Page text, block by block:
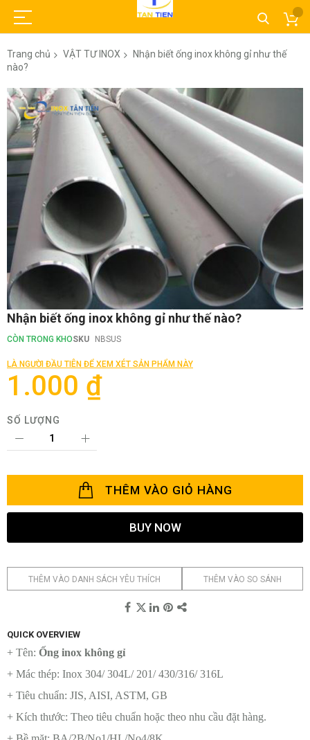
Trang chủ VẬT TƯ INOX
Nhận biết ống inox không gỉ như thế
nào?
Chuyển
đến
phần
đầu
của
thư
viện
hình
Chuyển
phần
của
thư
hình
Nhận biết ống inox không gỉ như thế nào?
CÒN TRONG KHOSKU NBSUS
LÀ NGƯỜI ĐẦU TIÊN ĐỂ XEM XÉT SẢN PHẨM NÀY
1.000 ₫
SỐ LƯỢNG
THÊM VÀO GIỎ HÀNG
BUY NOW
THÊM VÀO DANH SÁCH YÊU THÍCH THÊM VÀO SO SÁNH
QUICK OVERVIEW
+ Tên: Ống inox không gỉ
+ Mác thép: Inox 304/ 304L/ 201/ 430/316/ 316L
+ Tiêu chuẩn: JIS, AISI, ASTM, GB
+ Kích thước: Theo tiêu chuẩn hoặc theo nhu cầu đặt hàng.